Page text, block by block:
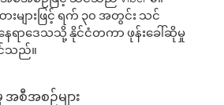
များဖြင့် ရက် ၃၀ အတွင်း သင်
ရာဒေသသို့ နိုင်ငံတကာ ဖုန်းခေါ်ဆိုမှု
သည်။
အစီအစဉ်များ